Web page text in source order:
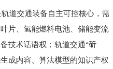
道交通装备自主可控核心，需
片、氢能燃料电池、储能变流
技术话语权；轨道交通“斫
成内容、算法模型的知识产权